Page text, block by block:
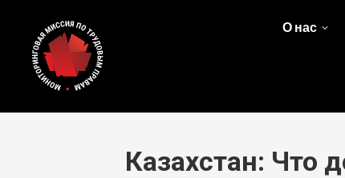
О нас
Казахстан: Что